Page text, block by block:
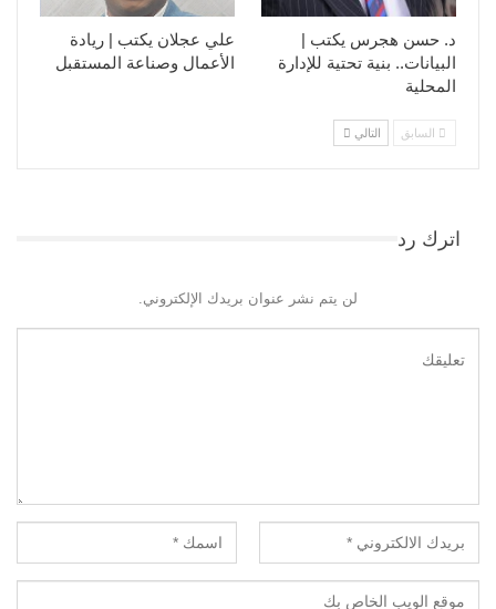
علي عجلان يكتب | ريادة
الأعمال وصناعة المستقبل
د. حسن هجرس يكتب |
البيانات.. بنية تحتية للإدارة
المحلية
السابق التالي
اترك رد
لن يتم نشر عنوان بريدك الإلكتروني.